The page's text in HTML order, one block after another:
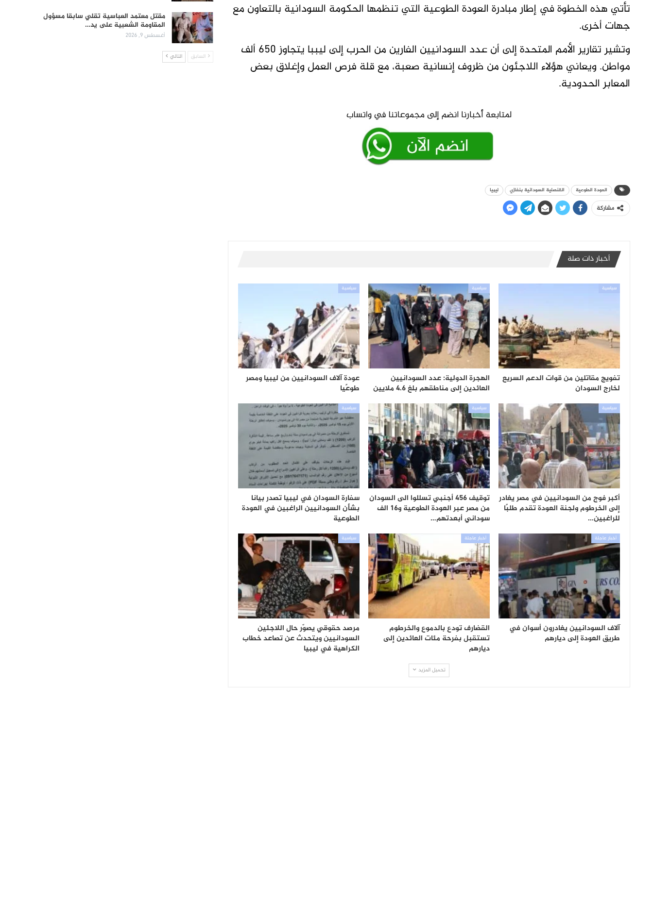
تأتي هذه الخطوة في إطار مبادرة العودة الطوعية التي تنظمها الحكومة السودانية بالتعاون مع
جهات أخرى.
وتشير تقارير الأمم المتحدة إلى أن عدد السودانيين الفارين من الحرب إلى ليببا يتجاوز 650 ألف
مواطن. ويعاني هؤلاء اللاجئون من ظروف إنسانية صعبة، مع قلة فرص العمل وإغلاق بعض
المعابر الحدودية.
العودة الطوعية القنصلية السودانية بنغازي ليبيا
مشاركة
أخبار ذات صلة
سياسية
تفويج مقاتلين من قوات الدعم السريع
لخارج السودان
سياسية
الهجرة الدولية: عدد السودانيين
العائدين إلى مناطقهم بلغ 4.6 ملايين
سياسية
عودة آلاف السودانيين من ليبيا ومصر
طوعًيا
سياسية
أكبر فوج من السودانيين في مصر يغادر
إلى الخرطوم ولجنة العودة تقدم طلبًا
للراغبين…
سياسية
توقيف 456 أجنبي تسللوا الى السودان
من مصر عبر العودة الطوعية و16 الف
سوداني أبعدتهم…
سياسية
سفارة السودان في ليبيا تصدر بيانا
بشأن السودانيين الراغبين في العودة
الطوعية
أخبار عاجلة
آلاف السودانيين يغادرون أسوان في
طريق العودة إلى ديارهم
أخبار عاجلة
القضارف تودع بالدموع والخرطوم
تستقبل بفرحة مئات العائدين إلى
ديارهم
سياسية
مرصد حقوقي يصوّر حال اللاجئين
السودانيين ويتحدث عن تصاعد خطاب
الكراهية في ليبيا
تحميل المزيد
مقتل معتمد العباسية تقلي سابقا مسؤول
المقاومة الشعبية على يد…
أغسطس 9, 2026
السابق التالي